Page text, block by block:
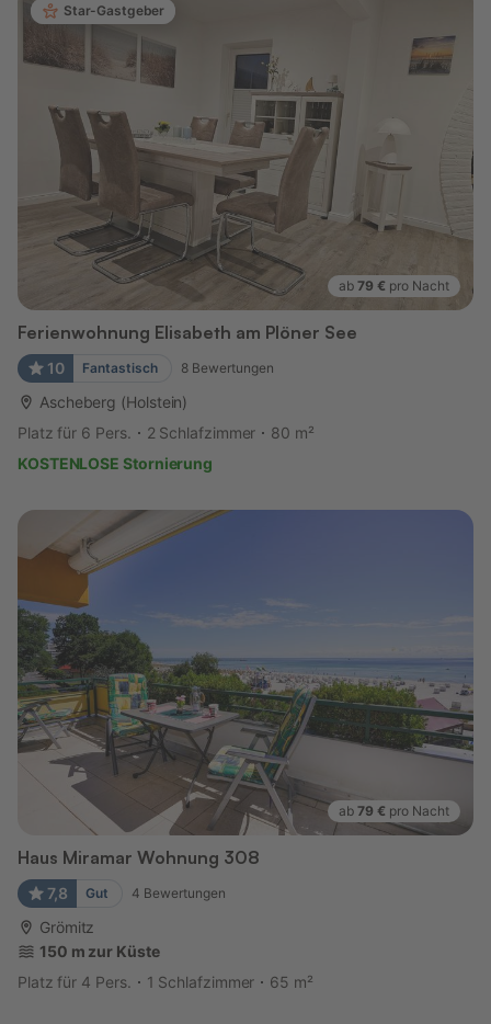
Star-Gastgeber
ab 79 € pro Nacht
Ferienwohnung Elisabeth am Plöner See
10 Fantastisch 8 Bewertungen
Ascheberg (Holstein)
Platz für 6 Pers.
2 Schlafzimmer
80 m²
KOSTENLOSE Stornierung
ab 79 € pro Nacht
Haus Miramar Wohnung 308
7,8 Gut 4 Bewertungen
Grömitz
150 m zur Küste
Platz für 4 Pers.
1 Schlafzimmer 65 m²